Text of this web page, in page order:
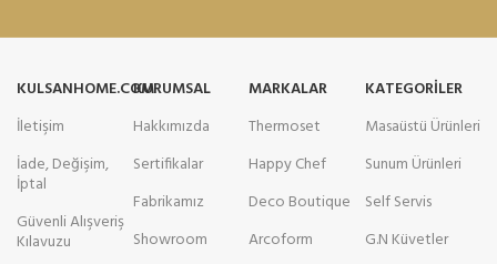
KULSANHOME.COM
İletişim
İade, Değişim,
İptal
Güvenli Alışveriş
Kılavuzu
KURUMSAL
Hakkımızda
Sertifikalar
Fabrikamız
Showroom
MARKALAR
Thermoset
Happy Chef
Deco Boutique
Arcoform
KATEGORILER
Masaüstü Ürünleri
Sunum Ürünleri
Self Servis
G.N Küvetler